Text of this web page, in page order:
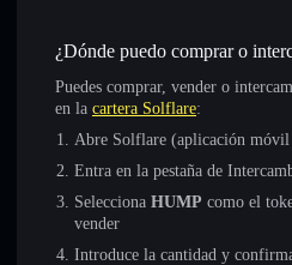
¿Dónde puedo comprar o
Puedes comprar, vender o
en la cartera Solflare:
Abre Solflare (aplicación móvil
Entra en la pestaña de
Selecciona HUMP como el
vender
Introduce la cantidad y